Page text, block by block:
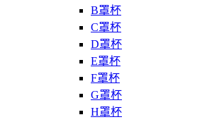
B罩杯
C罩杯
D罩杯
E罩杯
F罩杯
G罩杯
H罩杯